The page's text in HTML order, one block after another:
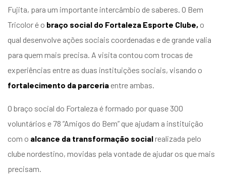
Fujita, para um importante intercâmbio de saberes. O Bem
Tricolor é o braço social do Fortaleza Esporte Clube, o
qual desenvolve ações sociais coordenadas e de grande valia
para quem mais precisa. A visita contou com trocas de
experiências entre as duas instituições sociais, visando o
fortalecimento da parceriaentre ambas.
O braço social do Fortaleza é formado por quase 300
voluntários e 78 “Amigos do Bem” que ajudam a instituição
com o alcance da transformação socialrealizada pelo
clube nordestino, movidas pela vontade de ajudar os que mais
precisam.